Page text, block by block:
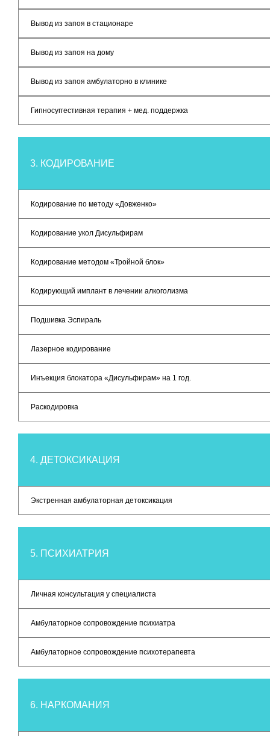
Вывод из запоя в стационаре
Вывод из запоя на дому
Вывод из запоя амбулаторно в клинике
Гипносуггестивная терапия + мед. поддержка
3. КОДИРОВАНИЕ
Кодирование по методу «Довженко»
Кодирование укол Дисульфирам
Кодирование методом «Тройной блок»
Кодирующий имплант в лечении алкоголизма
Подшивка Эспираль
Лазерное кодирование
Инъекция блокатора «Дисульфирам» на 1 год.
Раскодировка
4. ДЕТОКСИКАЦИЯ
Экстренная амбулаторная детоксикация
5. ПСИХИАТРИЯ
Личная консультация у специалиста
Амбулаторное сопровождение психиатра
Амбулаторное сопровождение психотерапевта
6. НАРКОМАНИЯ